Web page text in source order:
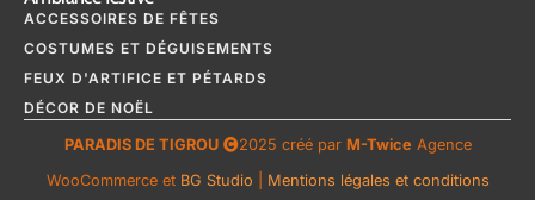
ACCESSOIRES DE FÊTES
COSTUMES ET DÉGUISEMENTS
FEUX D'ARTIFICE ET PÉTARDS
DÉCOR DE NOËL
PARADIS DE TIGROU 2025 créé par M-Twice Agence
WooCommerce et BG Studio
Mentions légales et conditions